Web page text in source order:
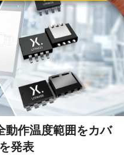
作温度範囲をカバ
発表